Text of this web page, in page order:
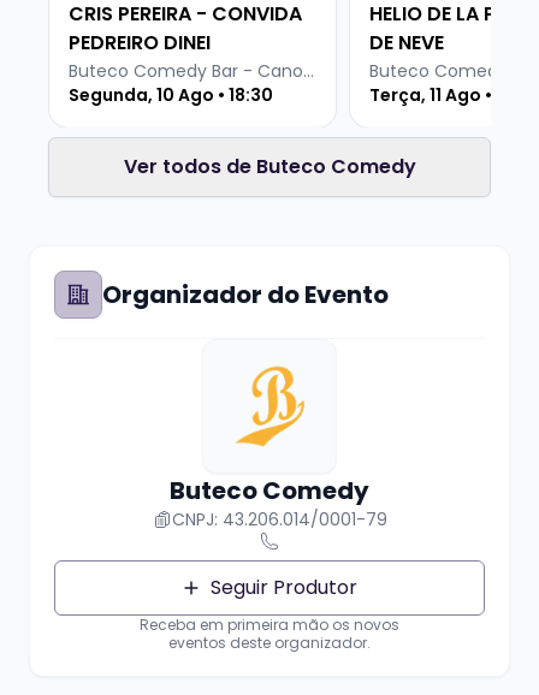
CRIS PEREIRA - CONVIDA
PEDREIRO DINEI
Buteco Comedy Bar - Canoas
Segunda, 10 Ago • 18:30
HELIO DE LA
DE NEVE
Terça, 11 Ago • 19
Ver todos de Buteco Comedy
Organizador do Evento
Buteco Comedy
CNPJ: 43.206.014/0001-79
Seguir Produtor
Receba em primeira mão os novos
eventos deste organizador.